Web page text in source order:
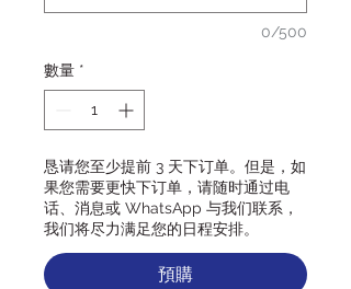
0/500
數量 *
恳请您至少提前 3 天下订单。但是，如
果您需要更快下订单，请随时通过电
话、消息或 WhatsApp 与我们联系，
我们将尽力满足您的日程安排。
預購